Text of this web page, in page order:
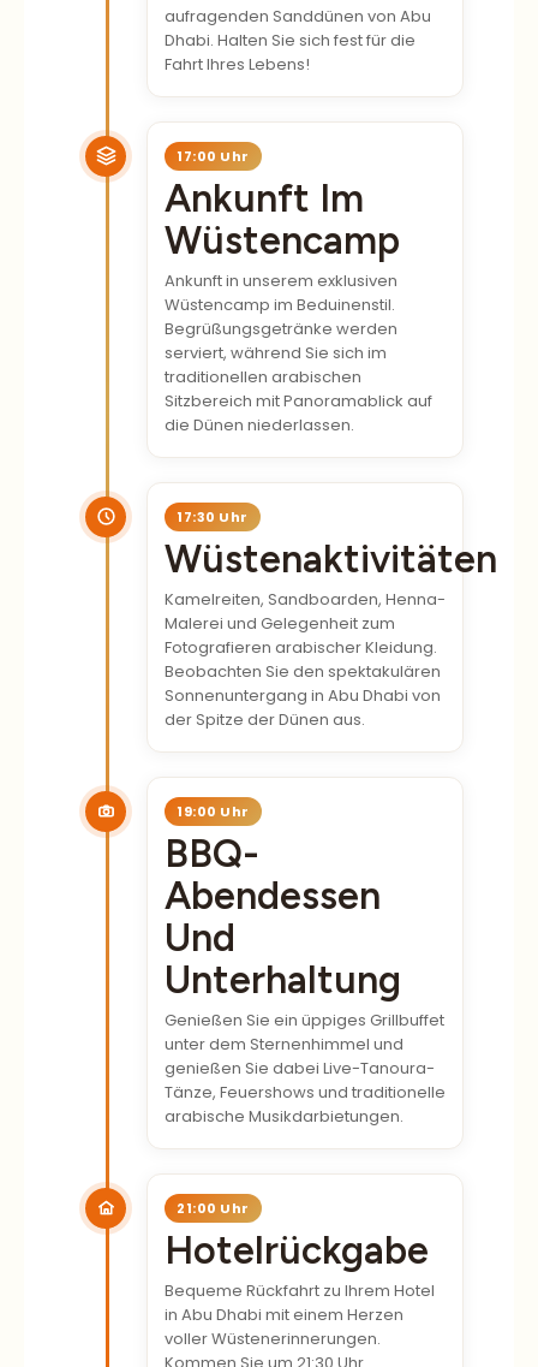
Dhabi. Halten Sie sich fest für die
Fahrt Ihres Lebens!
17:00 Uhr
Ankunft Im
Wüstencamp
Ankunft in unserem exklusiven
Wüstencamp im Beduinenstil.
Begrüßungsgetränke werden
serviert, während Sie sich im
traditionellen arabischen
Sitzbereich mit Panoramablick auf
die Dünen niederlassen.
17:30 Uhr
Wüstenaktivitäten
Kamelreiten, Sandboarden, Henna-
Malerei und Gelegenheit zum
Fotografieren arabischer Kleidung.
Beobachten Sie den spektakulären
Sonnenuntergang in Abu Dhabi von
der Spitze der Dünen aus.
19:00 Uhr
BBQ-
Abendessen
Und
Unterhaltung
Genießen Sie ein üppiges Grillbuffet
unter dem Sternenhimmel und
genießen Sie dabei Live-Tanoura-
Tänze, Feuershows und traditionelle
arabische Musikdarbietungen.
21:00 Uhr
Hotelrückgabe
Bequeme Rückfahrt zu Ihrem Hotel
in Abu Dhabi mit einem Herzen
voller Wüstenerinnerungen.
Kommen Sie um 21:30 Uhr
entspannt und erfüllt an.